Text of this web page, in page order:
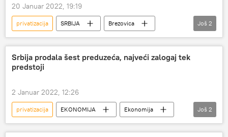
20 Januar 2022, 19:19
privatizacija SRBIJA
Brezovica
Srbija – politika
Kosovo i Metohija (KiM)
Još 2
Srbija prodala šest preduzeća, najveći zalogaj tek
predstoji
2 Januar 2022, 12:26
privatizacija EKONOMIJA
Ekonomija
Srbija
Srbija – ekonomija
Još 2